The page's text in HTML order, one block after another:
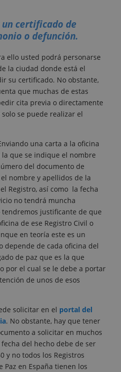
certificado de
o defunción.
ello usted podrá personarse
la ciudad donde está el
su certificado. No obstante,
que muchas de estas
cita previa o directamente
se puede realizar el
una carta a la oficina
la que se indique el nombre
del documento de
nombre y apellidos de la
Registro, así como la fecha
no tendrá muncha
justificante de que
de ese Registro Civil o
en teoría este es un
depende de cada oficina del
de paz que es la que
por el cual se le debe a portar
de unos de esos
solicitar en el portal del
. No obstante, hay que tener
a solicitar en muchos
del hecho debe de ser
y no todos los Registros
Paz en España tienen los